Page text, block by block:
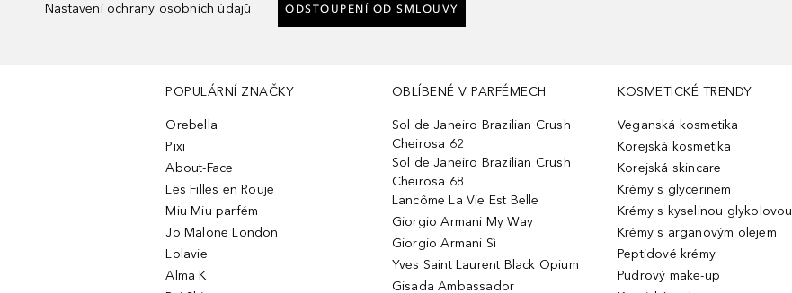
Nastavení ochrany osobních údajů
ODSTOUPENÍ OD SMLOUVY
POPULÁRNÍ ZNAČKY
Orebella
Pixi
About-Face
Les Filles en Rouje
Miu Miu parfém
Jo Malone London
Lolavie
Alma K
OBLÍBENÉ V PARFÉMECH
Sol de Janeiro Brazilian Crush
Cheirosa 62
Sol de Janeiro Brazilian Crush
Cheirosa 68
Lancôme La Vie Est Belle
Giorgio Armani My Way
Giorgio Armani Sì
Yves Saint Laurent Black Opium
Gisada Ambassador
KOSMETICKÉ TRENDY
Veganská kosmetika
Korejská kosmetika
Korejská skincare
Krémy s glycerinem
Krémy s kyselinou glykolovou
Krémy s arganovým olejem
Peptidové krémy
Pudrový make-up